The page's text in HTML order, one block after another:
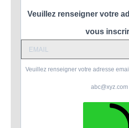
Veuillez renseigner votre
vous
Veuillez renseigner votre adresse
abc@xyz.com